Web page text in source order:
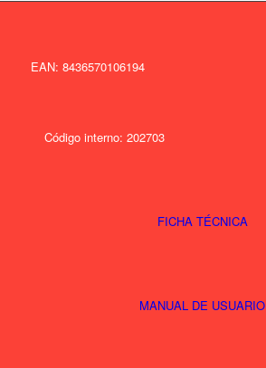
EAN: 8436570106194
Código interno: 202703
FICHA TÉCNICA
MANUAL DE USUARIO